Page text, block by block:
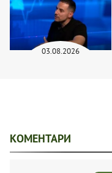
03.08.2026
КОМЕНТАРИ